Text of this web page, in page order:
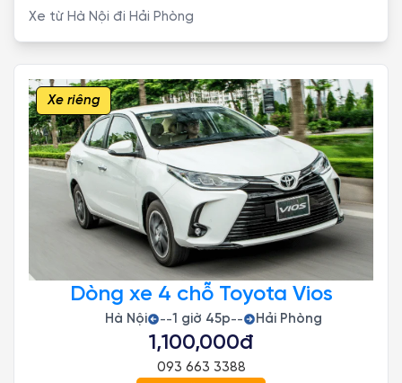
Xe từ Hà Nội đi Hải Phòng
Xe riêng
Dòng xe 4 chỗ Toyota Vios
Hà Nội --1 giờ 45p-- Hải Phòng
1,100,000đ
093 663 3388